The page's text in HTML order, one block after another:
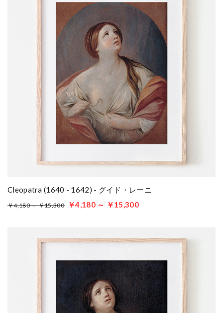
Cleopatra (1640 - 1642) - グイド・レーニ
￥4,180 ～ ￥15,300 ￥4,180 ～ ￥15,300